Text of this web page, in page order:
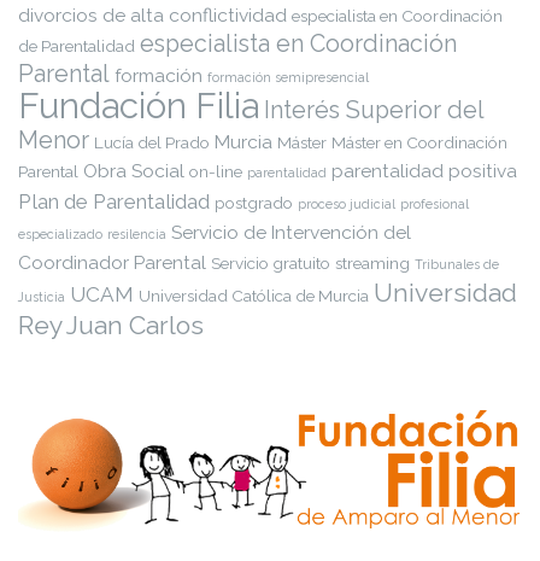
divorcios de alta conflictividad especialista en Coordinación
de Parentalidad especialista en Coordinación
Parental formación formación semipresencial
Fundación Filia Interés Superior del
Menor Lucía del Prado Murcia Máster Máster en Coordinación
Parental Obra Social on-line parentalidad parentalidad positiva
Plan de Parentalidad postgrado proceso judicial profesional
especializado resilencia Servicio de Intervención del
Coordinador Parental Servicio gratuito streaming Tribunales de
Justicia UCAM Universidad Católica de Murcia Universidad
Rey Juan Carlos